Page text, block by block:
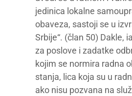
jedinica lokalne
obaveza, sastoji se u
Srbije“. (član 50) Dakle,
za poslove i zadatke
kojim se normira radna
stanja, lica koja su u
ako nisu pozvana na